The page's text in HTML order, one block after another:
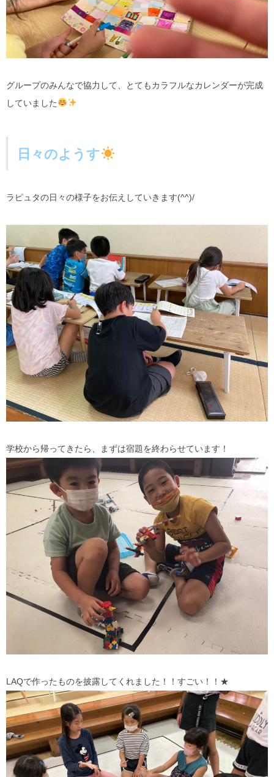
グループのみんなで協力して、とてもカラフルなカレンダーが完成
していました
日々のようす
ラピュタの日々の様子をお伝えしていきます(^^)/
学校から帰ってきたら、まずは宿題を終わらせています！
LAQで作ったものを披露してくれました！！すごい！！★